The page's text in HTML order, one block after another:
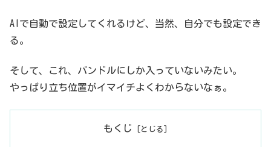
AIで自動で設定してくれるけど、当然、自分でも設定でき
る。
そして、これ、バンドルにしか入っていないみたい。
やっぱり立ち位置がイマイチよくわからないなぁ。
もくじ